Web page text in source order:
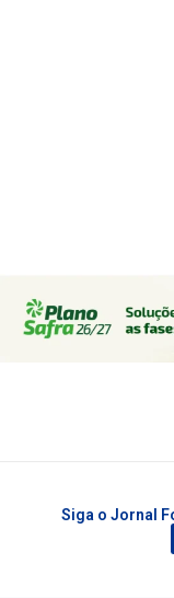
Siga o Jornal